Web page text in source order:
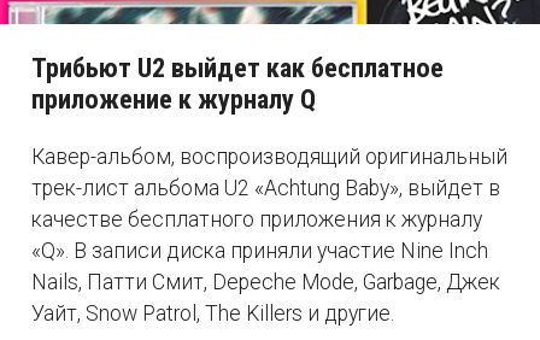
Трибьют U2 выйдет как бесплатное
приложение к журналу Q
Кавер-альбом, воспроизводящий оригинальный
трек-лист альбома U2 «Achtung Baby», выйдет в
качестве бесплатного приложения к журналу
«Q». В записи диска приняли участие Nine Inch
Nails, Патти Смит, Depeche Mode, Garbage, Джек
Уайт, Snow Patrol, The Killers и другие.